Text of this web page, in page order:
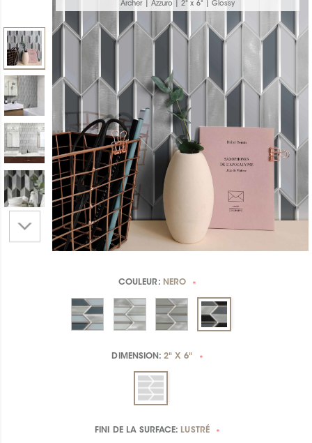
Archer | Azzuro | 2" x 6" | Glossy
COULEUR: NERO *
DIMENSION:2" X 6" *
FINI DE LA SURFACE: LUSTRÉ *